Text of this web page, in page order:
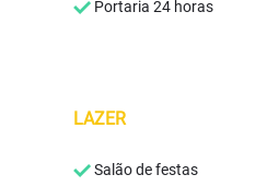
Portaria 24 horas
LAZER
Salão de festas